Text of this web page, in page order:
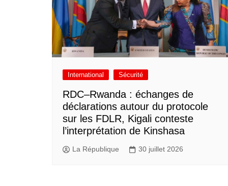
International Sécurité
RDC–Rwanda : échanges de
déclarations autour du protocole
sur les FDLR, Kigali conteste
l’interprétation de Kinshasa
La République 30 juillet 2026